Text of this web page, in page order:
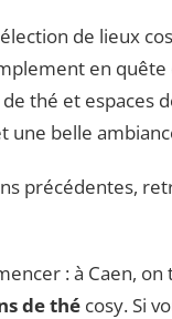
de lieux
en quête
thé et espaces
une belle
précédentes,
: à Caen,
de thé cosy. Si